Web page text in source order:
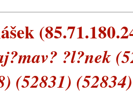
?l?nek
(52831)